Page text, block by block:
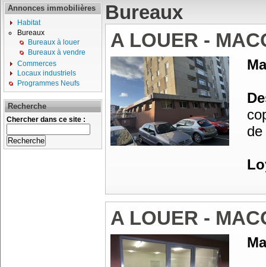
Annonces immobilières
Habitat
Bureaux
Bureaux à louer
Bureaux à vendre
Commerces
Locaux industriels
Programmes Neufs
Recherche
Chercher dans ce site :
Bureaux
A LOUER -
A LOUER -